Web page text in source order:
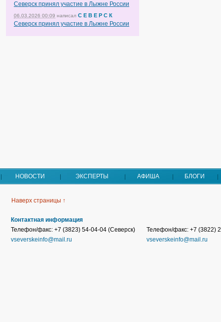
Северск принял участие в Лыжне России
06.03.2026 00:09 написал С Е В Е Р С К
Северск принял участие в Лыжне России
НОВОСТИ ЭКСПЕРТЫ АФИША БЛОГИ
Наверх страницы ↑
Контактная информация
Телефон/факс: +7 (3823) 54-04-04 (Северск)
vseverskeinfo@mail.ru
Телефон/факс: +7 (3822)
vseverskeinfo@mail.ru